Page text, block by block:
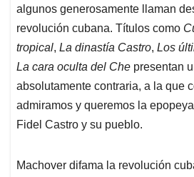
p
p
o
k
I
n
s
algunos generosamente llaman
revolución cubana. Títulos como
tropical, La dinastía Castro, Los
La cara oculta del Che presentan
absolutamente contraria, a la que
admiramos y queremos la
Fidel Castro y su pueblo.
Machover difama la revolución